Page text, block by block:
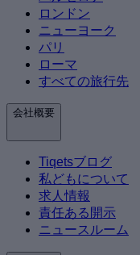
ロンドン
ニューヨーク
パリ
ローマ
すべての旅行先
会社概要
Tiqetsブログ
私どもについて
求人情報
責任ある開示
ニュースルーム